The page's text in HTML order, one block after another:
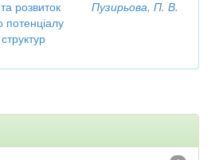
розвиток
потенціалу
Пузирьова, П. В.